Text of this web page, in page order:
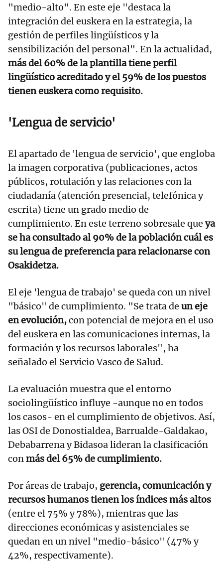
"medio-alto". En este eje "destaca la
integración del euskera en la estrategia, la
gestión de perfiles lingüísticos y la
sensibilización del personal". En la actualidad,
más del 60% de la plantilla tiene perfil
lingüístico acreditado y el 59% de los puestos
tienen euskera como requisito.
'Lengua de servicio'
El apartado de 'lengua de servicio', que engloba
la imagen corporativa (publicaciones, actos
públicos, rotulación y las relaciones con la
ciudadanía (atención presencial, telefónica y
escrita) tiene un grado medio de
cumplimiento. En este terreno sobresale que ya
se ha consultado al 90% de la población cuál es
su lengua de preferencia para relacionarse con
Osakidetza.
El eje 'lengua de trabajo' se queda con un nivel
"básico" de cumplimiento. "Se trata de un eje
en evolución,con potencial de mejora en el uso
del euskera en las comunicaciones internas, la
formación y los recursos laborales", ha
señalado el Servicio Vasco de Salud.
La evaluación muestra que el entorno
sociolingüístico influye -aunque no en todos
los casos- en el cumplimiento de objetivos. Así,
las OSI de Donostialdea, Barrualde-Galdakao,
Debabarrena y Bidasoa lideran la clasificación
conmás del 65% de cumplimiento.
Por áreas de trabajo, gerencia, comunicación y
recursos humanos tienen los índices más altos
(entre el 75% y 78%), mientras que las
direcciones económicas y asistenciales se
quedan en un nivel "medio-básico" (47% y
42%, respectivamente).